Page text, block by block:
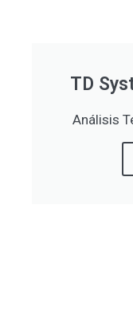
TD
Análisis